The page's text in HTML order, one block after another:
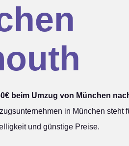
beim Umzug von München
in München steht
und günstige Preise.